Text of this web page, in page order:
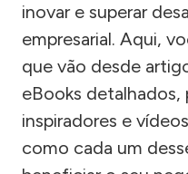
inovar e superar
empresarial. Aqui,
que vão desde
eBooks detalhados,
inspiradores e
como cada um